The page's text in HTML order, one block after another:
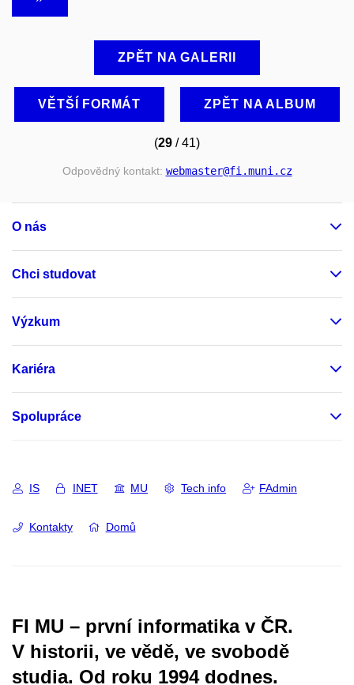
ZPĚT NA GALERII
VĚTŠÍ FORMÁT ZPĚT NA ALBUM
(29 / 41)
Odpovědný kontakt: webmaster@fi.muni.cz
O nás
Chci studovat
Výzkum
Kariéra
Spolupráce
IS INET MU Tech info FAdmin
Kontakty Domů
FI MU – první informatika v ČR.
V historii, ve vědě, ve svobodě
studia. Od roku 1994 dodnes.